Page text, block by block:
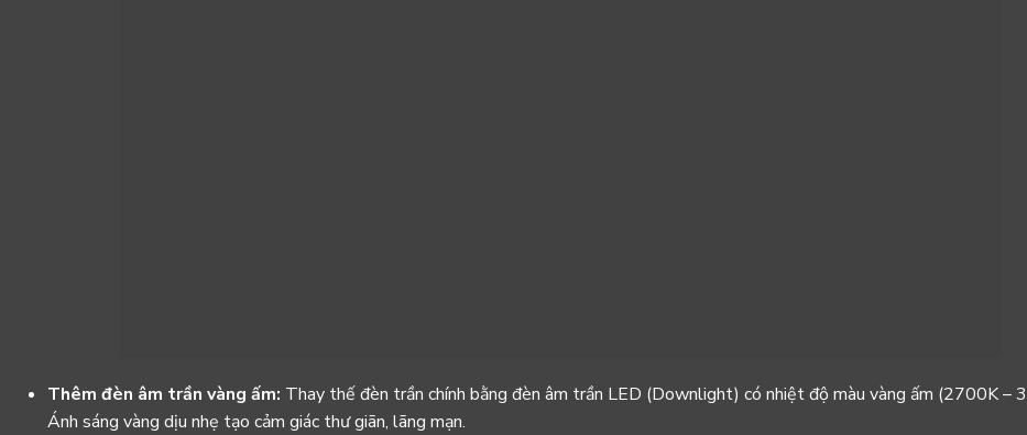
Thêm đèn âm trần vàng ấm: Thay thế đèn trần chính bằng đèn âm trần LED (Downlight) có nhiệt độ màu vàng ấm (2700K –
Ánh sáng vàng dịu nhẹ tạo cảm giác thư giãn, lãng mạn.